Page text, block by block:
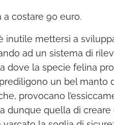
a costare 90 euro.
mettersi a
ad un sistema di
dove la specie felina
un bel manto
provocano
dunque quella di